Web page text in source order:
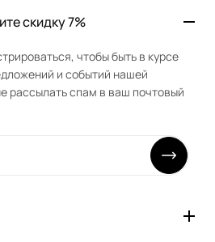
скидку 7%
чтобы быть в курсе
и событий нашей
рассылать спам в ваш почтовый